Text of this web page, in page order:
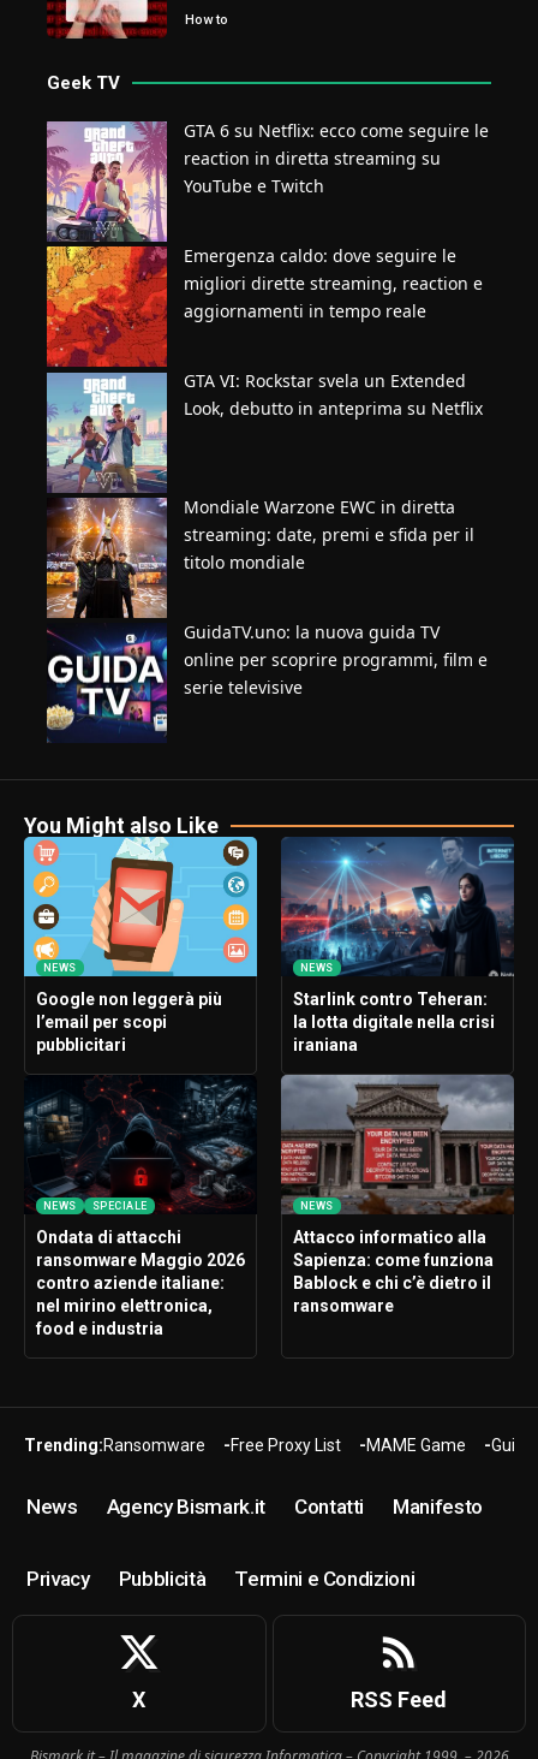
How to
Geek TV
GTA 6 su Netflix: ecco come seguire le
reaction in diretta streaming su
YouTube e Twitch
Emergenza caldo: dove seguire le
migliori dirette streaming, reaction e
aggiornamenti in tempo reale
GTA VI: Rockstar svela un Extended
Look, debutto in anteprima su Netflix
Mondiale Warzone EWC in diretta
streaming: date, premi e sfida per il
titolo mondiale
GuidaTV.uno: la nuova guida TV
online per scoprire programmi, film e
serie televisive
You Might also Like
NEWS
Google non leggerà più
l’email per scopi
pubblicitari
NEWS
Starlink contro Teheran:
la lotta digitale nella crisi
iraniana
NEWS SPECIALE
Ondata di attacchi
ransomware Maggio 2026
contro aziende italiane:
nel mirino elettronica,
food e industria
NEWS
Attacco informatico alla
Sapienza: come funziona
Bablock e chi c’è dietro il
ransomware
Trending:Ransomware Free Proxy List MAME Game Guide
News Agency Bismark.it Contatti Manifesto
Privacy Pubblicità Termini e Condizioni
X RSS Feed